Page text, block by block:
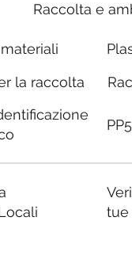
Raccolta e
la raccolta
PP5
tue